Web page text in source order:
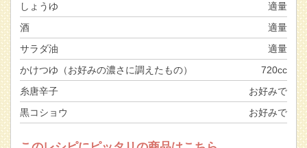
しょうゆ
適量
酒
適量
サラダ油
適量
かけつゆ（お好みの濃さに調えたもの）
720cc
糸唐辛子
お好みで
黒コショウ
お好みで